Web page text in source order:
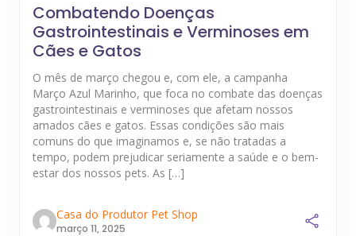
Combatendo Doenças
Gastrointestinais e Verminoses em
Cães e Gatos
O mês de março chegou e, com ele, a campanha
Março Azul Marinho, que foca no combate das doenças
gastrointestinais e verminoses que afetam nossos
amados cães e gatos. Essas condições são mais
comuns do que imaginamos e, se não tratadas a
tempo, podem prejudicar seriamente a saúde e o bem-
estar dos nossos pets. As […]
Casa do Produtor Pet Shop
março 11, 2025